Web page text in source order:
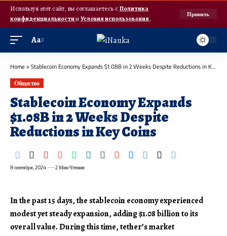
Используя этот сайт, вы соглашаетесь с Политика
конфиденциальностииУсловия использования.
Принять
Аа
Home » Stablecoin Economy Expands $1.08B in 2 Weeks Despite Reductions in Key Coins
Общество
Stablecoin Economy Expands
$1.08B in 2 Weeks Despite
Reductions in Key Coins
8 сентября, 2024 2 Мин Чтения
In the past 15 days, the stablecoin economy experienced
modest yet steady expansion, adding $1.08 billion to its
overall value. During this time, tether’s market